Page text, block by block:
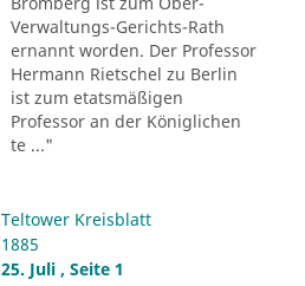
Verwaltungs-Gerichts-Rath
ernannt worden. Der Professor
Hermann Rietschel zu Berlin
ist zum etatsmäßigen
Professor an der Königlichen
te ..."
Teltower Kreisblatt
1885
25. Juli , Seite 1